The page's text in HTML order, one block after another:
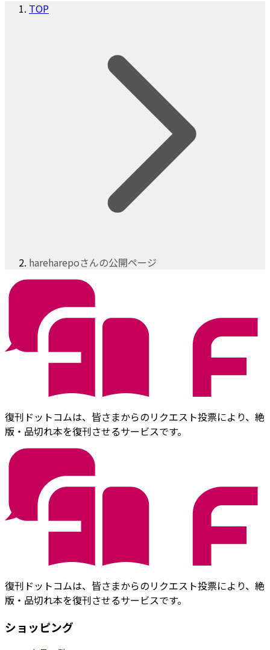
TOP
hareharepoさんの公開ページ
復刊ドットコムは、皆さまからのリクエスト投票により、絶
版・品切れ本を復刊させるサービスです。
復刊ドットコムは、皆さまからのリクエスト投票により、絶
版・品切れ本を復刊させるサービスです。
ショッピング